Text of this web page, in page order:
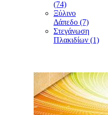
(74)
Ξύλινο
Δάπεδο (7)
Στεγάνωση
Πλακιδίων (1)